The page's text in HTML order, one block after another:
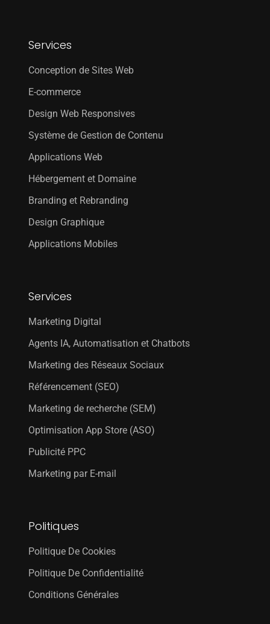
Services
Conception de Sites Web
E-commerce
Design Web Responsives
Système de Gestion de Contenu
Applications Web
Hébergement et Domaine
Branding et Rebranding
Design Graphique
Applications Mobiles
Services
Marketing Digital
Agents IA, Automatisation et Chatbots
Marketing des Réseaux Sociaux
Référencement (SEO)
Marketing de recherche (SEM)
Optimisation App Store (ASO)
Publicité PPC
Marketing par E-mail
Politiques
Politique De Cookies
Politique De Confidentialité
Conditions Générales